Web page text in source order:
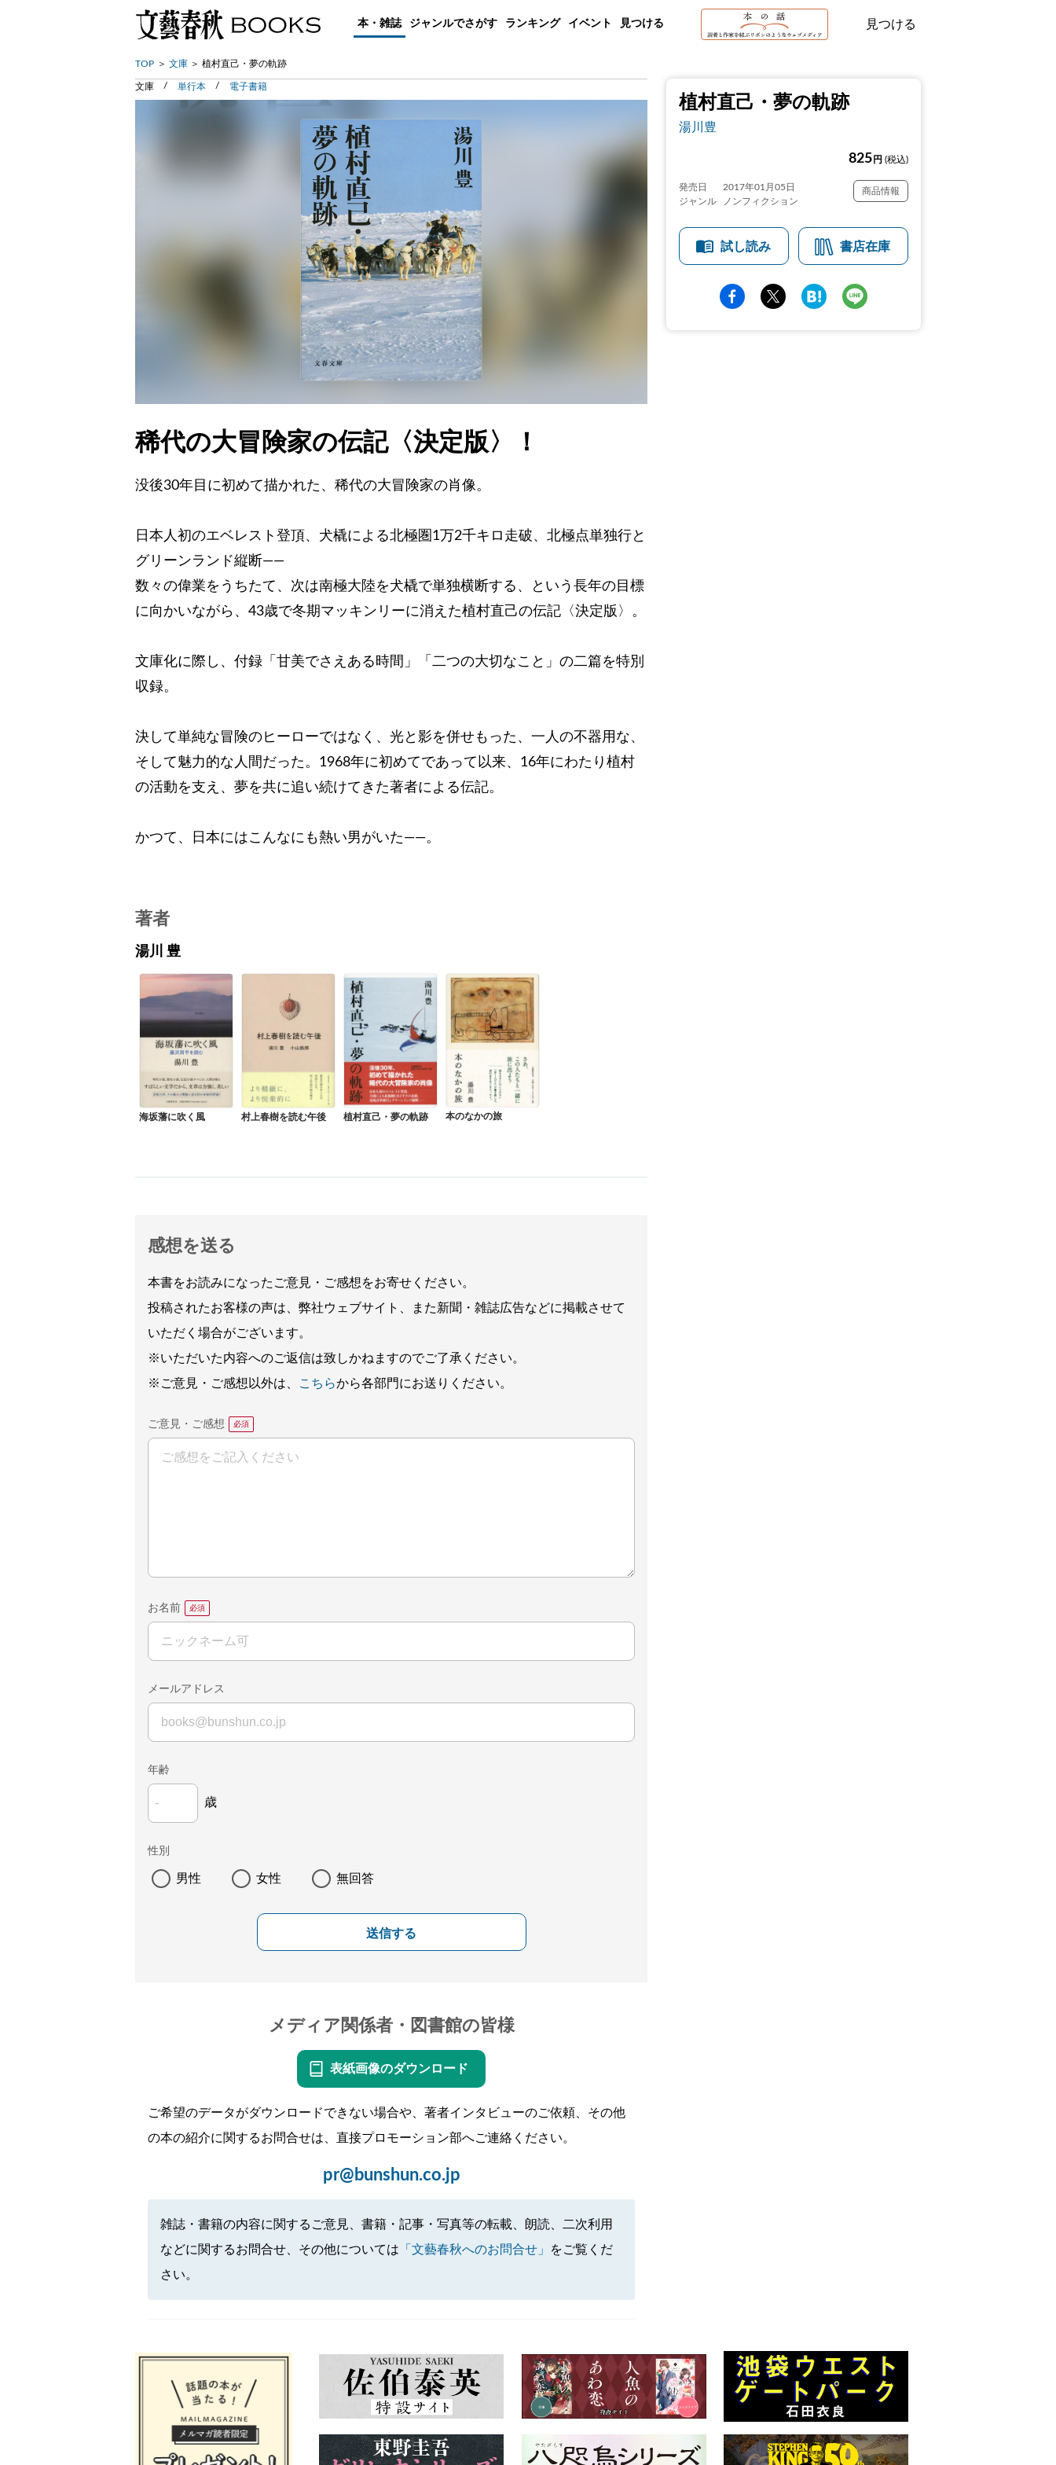
本・雑誌 ジャンルでさがす ランキング イベント 見つける 見つける
TOP 文庫 植村直己・夢の軌跡
植村直己・夢の軌跡
湯川豊
825 円 (税込)
発売日
2017年01月05日
ジャンル
ノンフィクション
商品情報
試し読み 書店在庫
文庫 単行本 電子書籍
稀代の大冒険家の伝記〈決定版〉！
没後30年目に初めて描かれた、稀代の大冒険家の肖像。
日本人初のエベレスト登頂、犬橇による北極圏1万2千キロ走破、北極点単独行と
グリーンランド縦断――
数々の偉業をうちたて、次は南極大陸を犬橇で単独横断する、という長年の目標
に向かいながら、43歳で冬期マッキンリーに消えた植村直己の伝記〈決定版〉。
文庫化に際し、付録「甘美でさえある時間」「二つの大切なこと」の二篇を特別
収録。
決して単純な冒険のヒーローではなく、光と影を併せもった、一人の不器用な、
そして魅力的な人間だった。1968年に初めてであって以来、16年にわたり植村
の活動を支え、夢を共に追い続けてきた著者による伝記。
かつて、日本にはこんなにも熱い男がいた――。
著者
湯川 豊
海坂藩に吹く風 村上春樹を読む午後 植村直己・夢の軌跡 本のなかの旅
感想を送る
本書をお読みになったご意見・ご感想をお寄せください。
投稿されたお客様の声は、弊社ウェブサイト、また新聞・雑誌広告などに掲載させて
いただく場合がございます。
※いただいた内容へのご返信は致しかねますのでご了承ください。
※ご意見・ご感想以外は、
こちらから各部門にお送りください。
ご意見・ご感想
お名前
メールアドレス
年齢
歳
性別
男性 女性 無回答
送信する
メディア関係者・図書館の皆様
表紙画像のダウンロード
ご希望のデータがダウンロードできない場合や、著者インタビューのご依頼、その他
の本の紹介に関するお問合せは、直接プロモーション部へご連絡ください。
pr@bunshun.co.jp
雑誌・書籍の内容に関するご意見、書籍・記事・写真等の転載、朗読、二次利用
などに関するお問合せ、その他については 「文藝春秋へのお問合せ」
をご覧くだ
さい。